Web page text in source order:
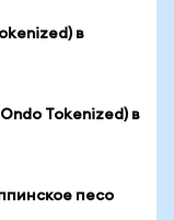
в
Tokenized) в
песо